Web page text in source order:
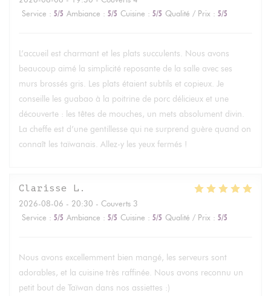
Service : 5/5 Ambiance : 5/5 Cuisine : 5/5 Qualité / Prix : 5/5
L’accueil est charmant et les plats succulents. Nous avons
beaucoup aimé la simplicité reposante de la salle avec ses
murs brossés gris. Les plats étaient subtils et copieux. Je
conseille les guabao à la poitrine de porc délicieux et une
découverte : les têtes de mouches, un mets absolument divin.
La cheffe est d’une gentillesse qui ne surprend guère quand on
connaît les taïwanais. Allez-y les yeux fermés !
Clarisse L
2026-08-06 - 20:30 - Couverts 3
Service : 5/5 Ambiance : 5/5 Cuisine : 5/5 Qualité / Prix : 5/5
Nous avons excellemment bien mangé, les serveurs sont
adorables, et la cuisine très raffinée. Nous avons reconnu un
petit bout de Taïwan dans nos assiettes :)